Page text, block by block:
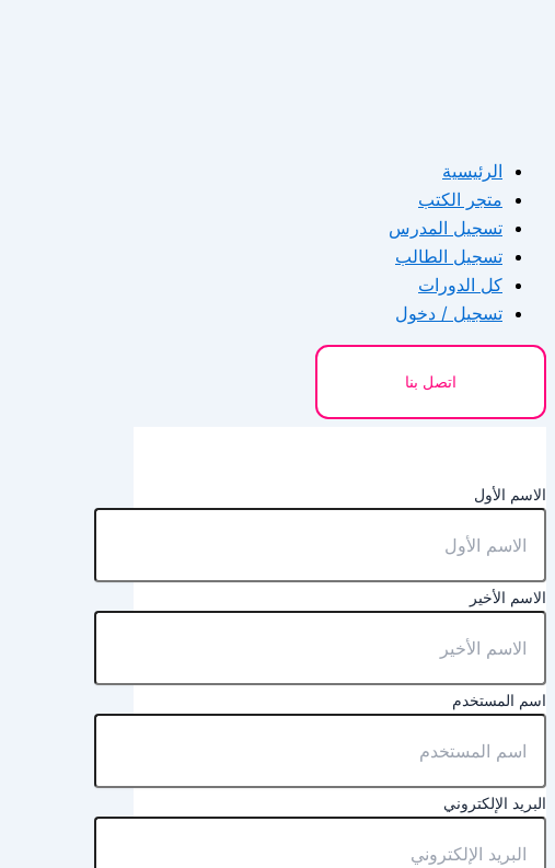
الرئيسية
متجر الكتب
تسجيل المدرس
تسجيل الطالب
كل الدورات
تسجيل / دخول
اتصل بنا
الاسم الأول
الاسم الأخير
اسم المستخدم
البريد الإلكتروني